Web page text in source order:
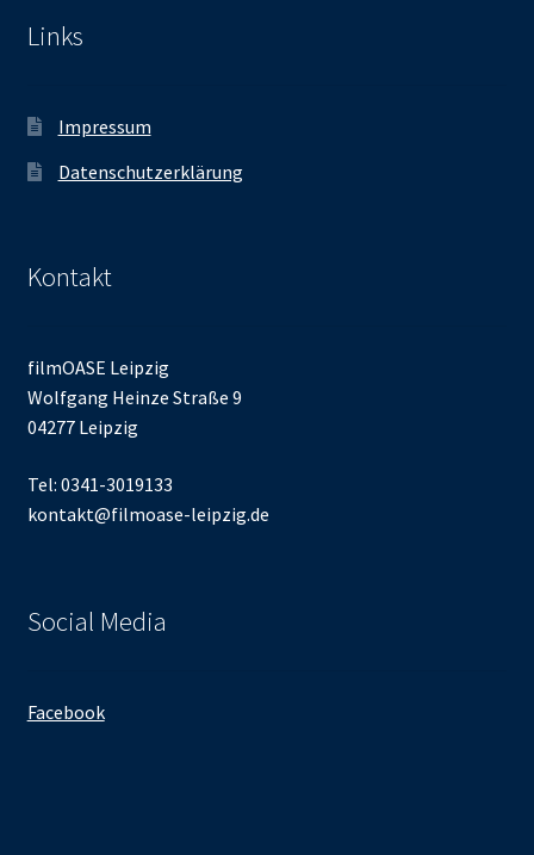
Links
Impressum
Datenschutzerklärung
Kontakt
filmOASE Leipzig
Wolfgang Heinze Straße 9
04277 Leipzig
Tel: 0341-3019133
kontakt@filmoase-leipzig.de
Social Media
Facebook